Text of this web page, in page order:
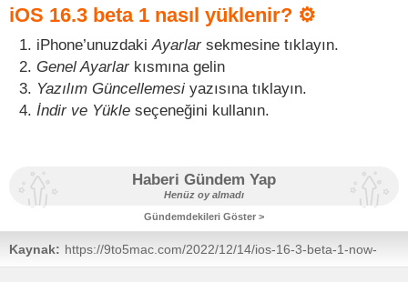
iOS 16.3 beta 1 nasıl yüklenir? ⚙️
iPhone’unuzdaki Ayarlar sekmesine tıklayın.
Genel Ayarlarkısmına gelin
Yazılım Güncellemesi yazısına tıklayın.
İndir ve Yükle seçeneğini kullanın.
Haberi Gündem Yap
Henüz oy almadı
Gündemdekileri Göster >
Kaynak: https://9to5mac.com/2022/12/14/ios-16-3-beta-1-now-
available-features/